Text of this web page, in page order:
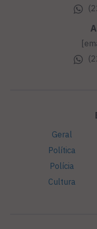
Geral
Política
Polícia
Cultura